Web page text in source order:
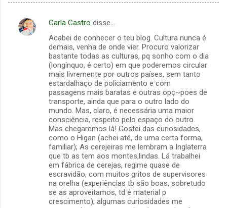
C
Carla Castro disse…
Acabei de conhecer o teu blog. Cultura nunca é
demais, venha de onde vier. Procuro valorizar
bastante todas as culturas, pq sonho com o dia
(longínquo, é certo) em que poderemos circular
mais livremente por outros países, sem tanto
estardalhaço de policiamento e com
passagens mais baratas e outras opç~poes de
transporte, ainda que para o outro lado do
mundo. Mas, claro, é necessária uma maior
consciência, respeito pelo espaço do outro.
Mas chegaremos lá! Gostei das curiosidades,
como o Higan (achei até, de uma certa forma,
familiar); As cerejeiras me lembram a Inglaterra
que tb as tem aos montes,lindas. Lá trabalhei
em fábrica de cerejas, regime quase de
escravidão, com muitos gritos de supervisores
na orelha (experiências tb são boas, sobretudo
se as aproveitamos, td é material p
crescimento); algumas curiosidades me